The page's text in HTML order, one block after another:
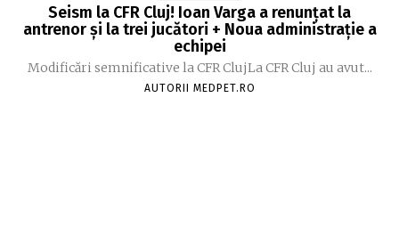
Seism la CFR Cluj! Ioan Varga a renunțat la
antrenor și la trei jucători + Noua administrație a
echipei
Modificări semnificative la CFR ClujLa CFR Cluj au avut...
AUTORII MEDPET.RO